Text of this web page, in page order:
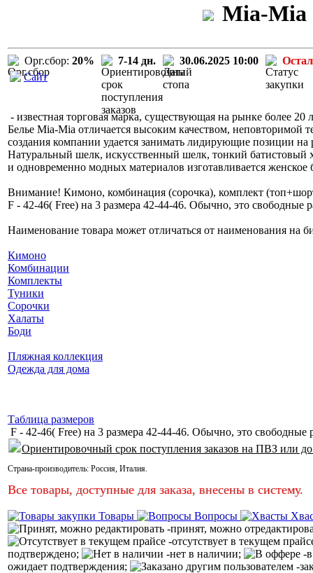
Mia-Mia
Орг.сбор: 20% 7-14 дн. 30.06.2025 10:00
Сайт
- известная торговая марка, существующая на рынке более 20
Белье Mia-Mia отличается высоким качеством, неповторимой
создания компании удается занимать лидирующие позиции
Натуральный шелк, искусственный шелк, тонкий
и одновременно модных материалов изготавливается женское
Внимание! Кимоно, комбинация (сорочка), комплект
F - 42-46( Free) на 3 размера 42-44-46. Обычно, это свободные
Наименование товара может отличаться от наименования на
Кимоно
Комбинации
Комплекты
Туники
Сорочки
Халаты
Боди
Пляжная коллекция
Одежда для дома
Таблица размеров
F - 42-46( Free) на 3 размера 42-44-46. Обычно, это свободные
Ориентировочный срок поступления заказов на ПВЗ или
Страна-производитель: Россия, Италия.
Все товары, доступные для заказа, внесены в систему.
Товары Вопросы
-принят, можно
-отсутствует в текущем
подтверждено;
-нет в наличии;
-
ожидает подтверждения;
-